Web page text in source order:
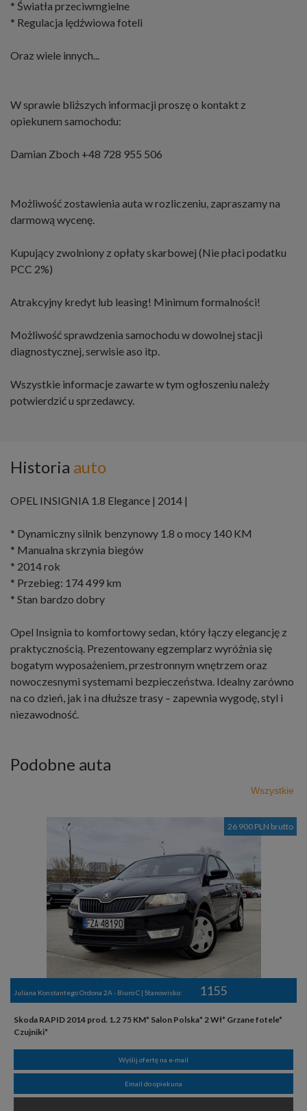
* Światła przeciwmgielne
* Regulacja lędźwiowa foteli
Oraz wiele innych...
W sprawie bliższych informacji proszę o kontakt z
opiekunem samochodu:
Damian Zboch +48 728 955 506
Możliwość zostawienia auta w rozliczeniu, zapraszamy na
darmową wycenę.
Kupujący zwolniony z opłaty skarbowej (Nie płaci podatku
PCC 2%)
Atrakcyjny kredyt lub leasing! Minimum formalności!
Możliwość sprawdzenia samochodu w dowolnej stacji
diagnostycznej, serwisie aso itp.
Wszystkie informacje zawarte w tym ogłoszeniu należy
potwierdzić u sprzedawcy.
Historia auto
OPEL INSIGNIA 1.8 Elegance | 2014 |
* Dynamiczny silnik benzynowy 1.8 o mocy 140 KM
* Manualna skrzynia biegów
* 2014 rok
* Przebieg: 174 499 km
* Stan bardzo dobry
Opel Insignia to komfortowy sedan, który łączy elegancję z
praktycznością. Prezentowany egzemplarz wyróżnia się
bogatym wyposażeniem, przestronnym wnętrzem oraz
nowoczesnymi systemami bezpieczeństwa. Idealny zarówno
na co dzień, jak i na dłuższe trasy – zapewnia wygodę, styl i
niezawodność.
Podobne auta
Wszystkie
26 900 PLN brutto
Juliana Konstantego Ordona 2A - Biuro C | Stanowisko: 1155
Skoda RAPID 2014 prod. 1.2 75 KM* Salon Polska* 2 Wł* Grzane fotele*
Czujniki*
Wyślij ofertę na e-mail
Email do opiekuna